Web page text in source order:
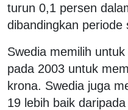
turun 0,1 persen
dibandingkan periode
Swedia memilih
pada 2003 untuk
krona. Swedia juga
19 lebih baik